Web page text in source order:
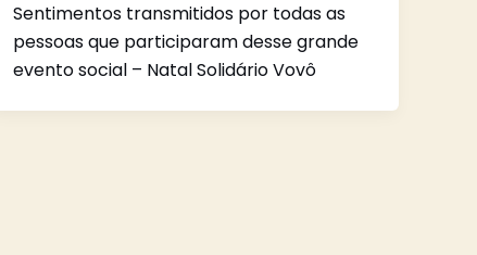
Sentimentos transmitidos por todas as
pessoas que participaram desse grande
evento social – Natal Solidário Vovô